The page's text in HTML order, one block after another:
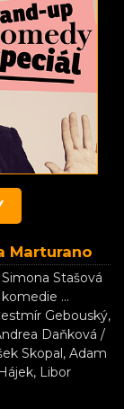
Marturano
Stašová
...
Gebouský,
Daňková /
Skopal, Adam
Libor